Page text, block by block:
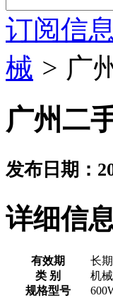
订阅信息
械 > 广
广州二
发布日期：
详细信
有效期
长期
类 别
机
规格型号